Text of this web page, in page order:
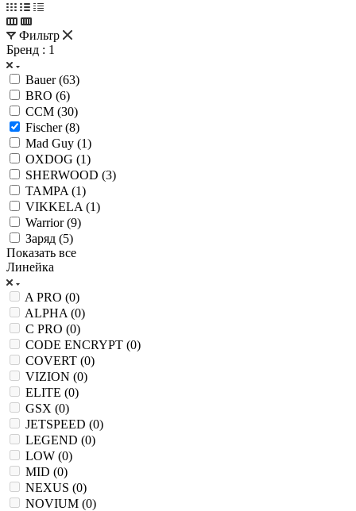
Фильтр
Бренд : 1
Bauer (63)
BRO (6)
CCM (30)
Fischer (8)
Mad Guy (1)
OXDOG (1)
SHERWOOD (3)
TAMPA (1)
VIKKELA (1)
Warrior (9)
Заряд (5)
Показать все
Линейка
A PRO (0)
ALPHA (0)
C PRO (0)
CODE ENCRYPT (0)
COVERT (0)
VIZION (0)
ELITE (0)
GSX (0)
JETSPEED (0)
LEGEND (0)
LOW (0)
MID (0)
NEXUS (0)
NOVIUM (0)